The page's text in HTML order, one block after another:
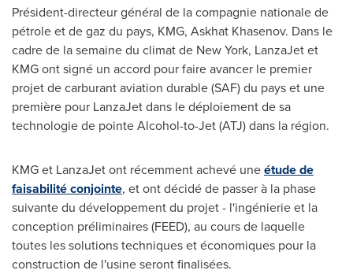
Président-directeur général de la compagnie nationale de
pétrole et de gaz du pays, KMG, Askhat Khasenov. Dans le
cadre de la semaine du climat de New York, LanzaJet et
KMG ont signé un accord pour faire avancer le premier
projet de carburant aviation durable (SAF) du pays et une
première pour LanzaJet dans le déploiement de sa
technologie de pointe Alcohol-to-Jet (ATJ) dans la région.
KMG et LanzaJet ont récemment achevé uneétude de
faisabilité conjointe, et ont décidé de passer à la phase
suivante du développement du projet - l'ingénierie et la
conception préliminaires (FEED), au cours de laquelle
toutes les solutions techniques et économiques pour la
construction de l'usine seront finalisées.